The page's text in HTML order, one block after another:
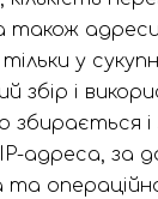
а також
у
збір і
і
IP-адреса,
та